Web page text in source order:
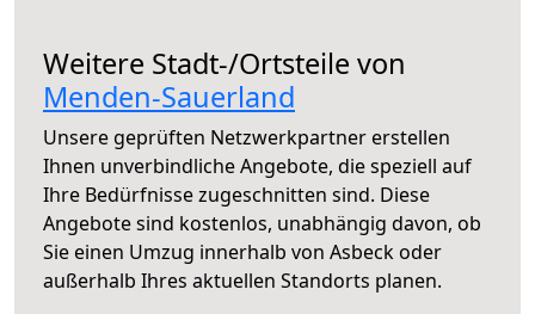
Weitere Stadt-/Ortsteile von
Menden-Sauerland
Unsere geprüften Netzwerkpartner erstellen
Ihnen unverbindliche Angebote, die speziell auf
Ihre Bedürfnisse zugeschnitten sind. Diese
Angebote sind kostenlos, unabhängig davon, ob
Sie einen Umzug innerhalb von Asbeck oder
außerhalb Ihres aktuellen Standorts planen.